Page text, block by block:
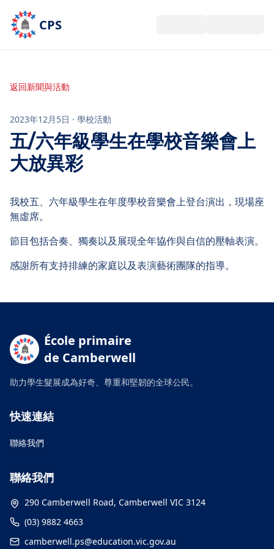
CPS
返回新聞與活動
2023年12月5日 · 學校活動
五/六年級學生在學校音樂會上
大放異彩
我校五、六年級學生在年度學校音樂會上登台演出，現場座
無虛席。
節目包括合奏、獨奏以及展現全年協作與自信的壓軸表演。
感謝所有支持排練的家庭以及表演藝術團隊的指導。
École primaire
de Camberwell
助力學生髮展成為好奇、尊重和堅韌的全球公民。
快速連結
聯絡我們
聯絡我們
290 Camberwell Road, Camberwell VIC 3124
(03) 9882 4663
camberwell.ps@education.vic.gov.au